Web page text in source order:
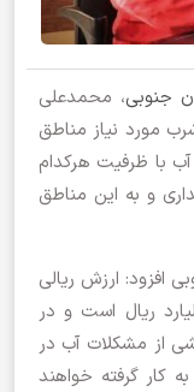
جنوبی، محمدعلی
مورد نیاز مناطق
مرزی استان، ۱۰ تانکر آب با ظرفیت هرکدام
و به این مناطق
افزود: ارزش ریالی
ریال است و در
از مشکلات آب در
کار گرفته خواهند